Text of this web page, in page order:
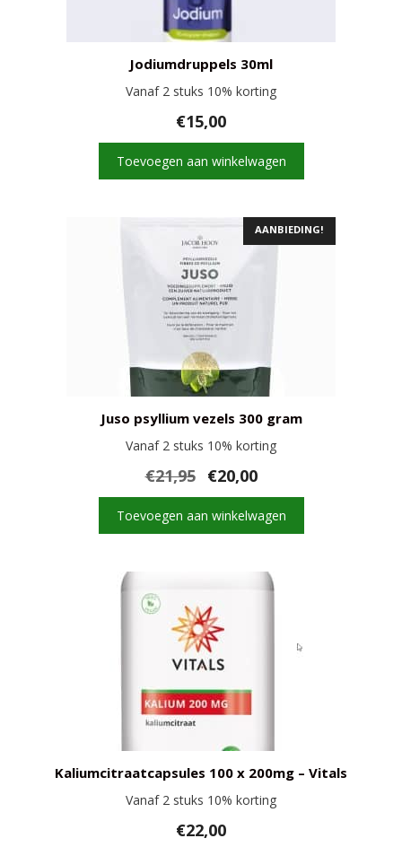
Jodiumdruppels 30ml
Vanaf 2 stuks 10% korting
€15,00
Toevoegen aan winkelwagen
AANBIEDING!
Juso psyllium vezels 300 gram
Vanaf 2 stuks 10% korting
€21,95
Oorspronkelijke
prijs
€21,95.
€20,00Huidige
€20,00.
Toevoegen aan winkelwagen
Kaliumcitraatcapsules 100 x 200mg – Vitals
Vanaf 2 stuks 10% korting
€22,00